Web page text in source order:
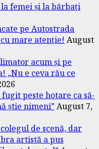
femei și la bărbați
pe Autostrada
mare atenție! August
acum și pe
„Nu e ceva rău ce
peste hotare ca să-
știe nimeni”August 7,
de scenă, dar
artistă a pus